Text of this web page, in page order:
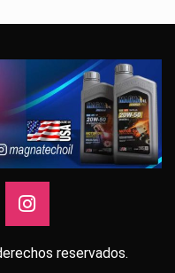
reservados.